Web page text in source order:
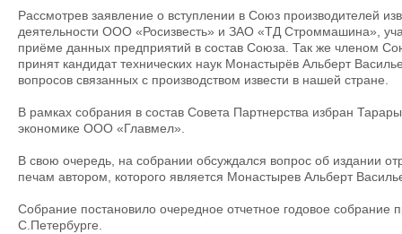
Рассмотрев заявление о вступлении в Союз производителей
деятельности ООО «Росизвесть» и ЗАО «ТД Строммашина»,
приёме данных предприятий в состав Союза. Так же членом
принят кандидат технических наук Монастырёв Альберт
вопросов связанных с производством извести в нашей стране.
В рамках собрания в состав Совета Партнерства избран
экономике ООО «Главмел».
В свою очередь, на собрании обсуждался вопрос об издании
печам автором, которого является Монастырев Альберт
Собрание постановило очередное отчетное годовое собрание
С.Петербурге.